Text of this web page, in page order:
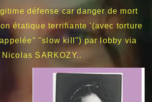
défense car danger de mort
étatique terrifiante '(avec torture
"slow kill") par lobby via
Nicolas SARKOZY..